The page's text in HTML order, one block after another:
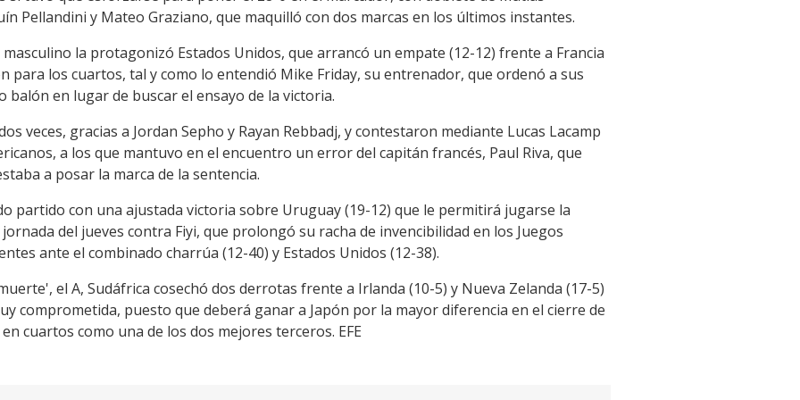
Pellandini y Mateo Graziano, que maquilló con dos marcas en los últimos instantes.
la protagonizó Estados Unidos, que arrancó un empate (12-12) frente a Francia
para los cuartos, tal y como lo entendió Mike Friday, su entrenador, que ordenó a sus
en lugar de buscar el ensayo de la victoria.
veces, gracias a Jordan Sepho y Rayan Rebbadj, y contestaron mediante Lucas Lacamp
a los que mantuvo en el encuentro un error del capitán francés, Paul Riva, que
a posar la marca de la sentencia.
partido con una ajustada victoria sobre Uruguay (19-12) que le permitirá jugarse la
del jueves contra Fiyi, que prolongó su racha de invencibilidad en los Juegos
ante el combinado charrúa (12-40) y Estados Unidos (12-38).
el A, Sudáfrica cosechó dos derrotas frente a Irlanda (10-5) y Nueva Zelanda (17-5)
comprometida, puesto que deberá ganar a Japón por la mayor diferencia en el cierre de
cuartos como una de los dos mejores terceros. EFE